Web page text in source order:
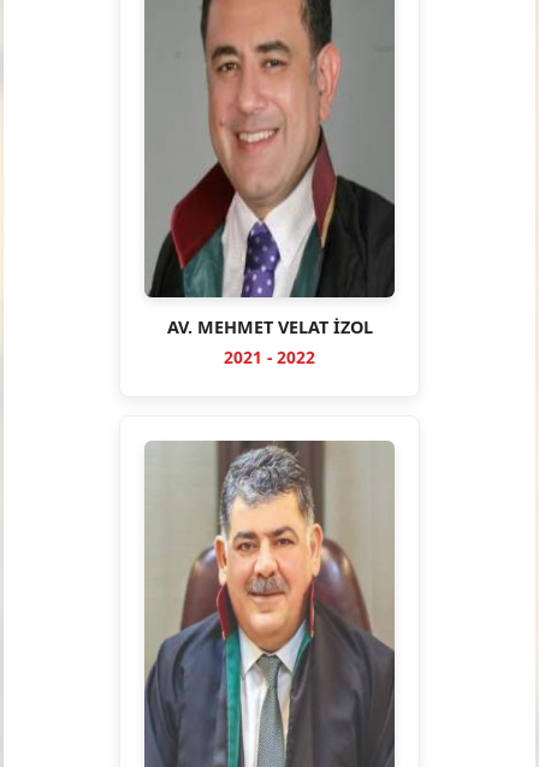
AV. MEHMET VELAT İZOL
2021 - 2022